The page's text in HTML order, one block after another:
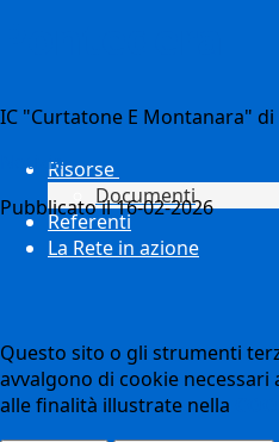
Risorse
Documenti
Referenti
La Rete in azione
IC "Curtatone E Montanara"
Notizie
Pubblicato il 16-02-2026
Questo sito o gli strumenti
avvalgono di cookie
alle finalità illustrate nella